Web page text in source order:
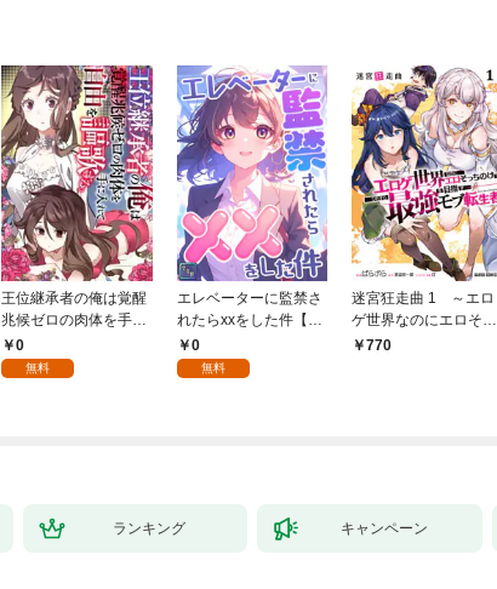
王位継承者の俺は覚醒
兆候ゼロの肉体を手に
入れて自由を謳歌す
る。1
0
無料
エレベーターに監禁さ
れたらxxをした件【全
年齢版】(1)
0
無料
迷宮狂走曲 1 ～エロ
ゲ世界なのにエロそっ
ちのけでひたすら最強
770
ランキング キャンペーン